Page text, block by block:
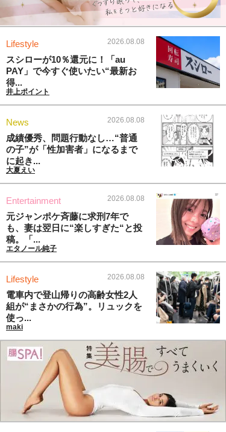
Lifestyle 2026.08.08
スシローが10％還元に！「au
PAY」で今すぐ使いたい“最新お
得...
井上ポイント
News 2026.08.08
成績優秀、問題行動なし…“普通
の子”が「性加害者」になるまで
に起き...
大夏えい
Entertainment 2026.08.08
元ジャンポケ斉藤に求刑7年で
も、妻は翌日に“楽しすぎた“と投
稿。「...
エタノール純子
Lifestyle 2026.08.08
電車内で登山帰りの高齢女性2人
組が“まさかの行為”。リュックを
使っ...
maki